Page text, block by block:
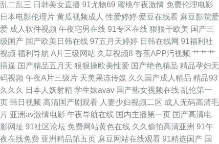
频 久久婷婷五月国产色综合 成人网站精品人妻 高清电影在线播放 99热这里
只是精品 91刺激视频 午夜精品免费 男女做事网站 国产豆花av在线 91天美
91tv永久入口地址 日韩精品欧美 欧美精品久久久久久久久 80电影天堂 视频
资源 欧美爽爽爽一区 国产深夜福利在线导航 www五月色西瓜影视 91黑料在
线视频黑丝 天天肏肏夜夜肏 免费视频28p 福利视频在线导航 91熟女视频网
野花视频免费在线播放 欧美在线a观看 国内久操精品在线 99色资源网 91资
乱二乱三 日韩美女直播 91尤物69 蜜桃午夜激情 免费伦理电影
日本电影伦理片 黄瓜视频成人 性爱婷婷 爱豆在线看 麻豆影院爱
爱 成人软件视频 午夜宅男在线 91专区在线 狠狠干欧美 国产三
级国产 国产欧美日韩在线 97五月天婷婷 日韩在线网 91福利社
视频 福利导航 A片三级网站 久草视频8 香蕉APP污视频 艹艹艹
插逼 国产精品五月天 狠狠操欧美性爱 国产绝色精品 精品孕妇无
码视频 午夜A片三级片 天美果冻传媒 久久国产成人精品 精品93
久久久
日本人妖射精 学生妹avav 国产熟女视频在线 乱伦第一
页 韩日视频 高清国产剧观看 人妻少妇视频二区 成人无码高清毛
片 亚洲av激情电影 午夜导航在线 国内主播第一页 国产高清电
影网址 91社区论坛 免费网站黄色在线 久久偷拍高清亚洲 91午
夜在线免费 亚洲精品第五页 麻豆网站在线观看 91精选国产 国